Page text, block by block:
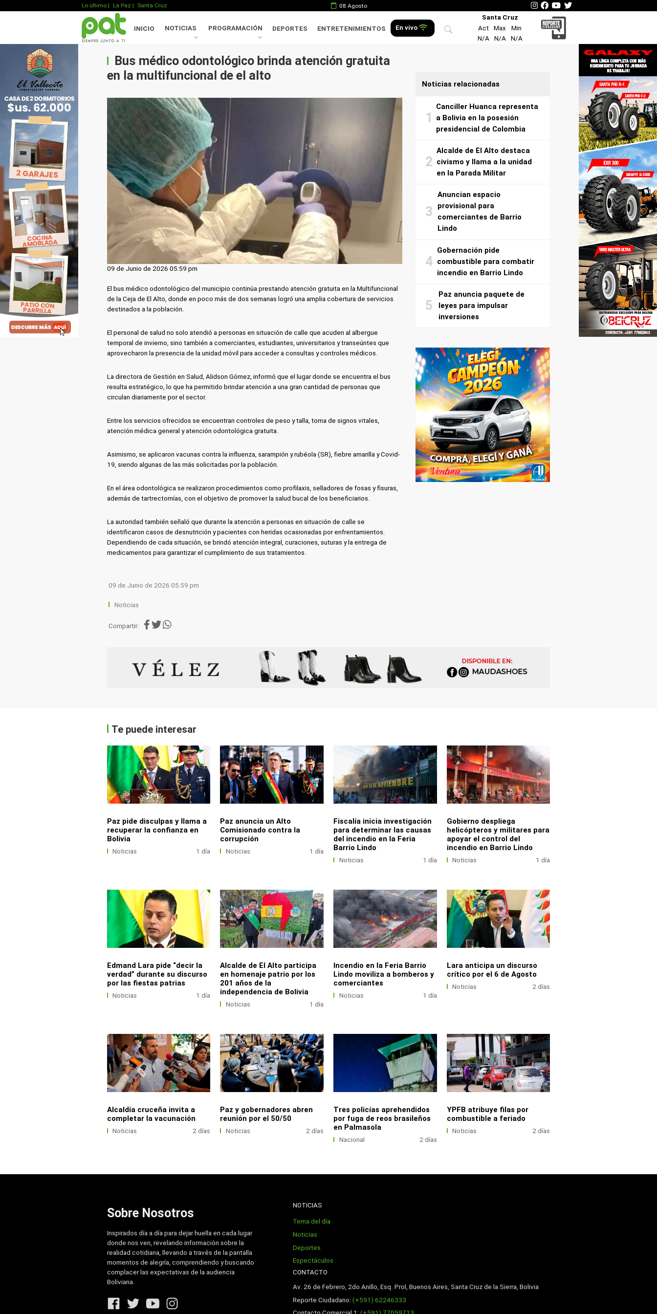
Lo último | La Paz | Santa Cruz 08 Agosto
INICIO NOTICIAS PROGRAMACIÓN DEPORTES ENTRETENIMIENTOS En vivo
Santa Cruz
Act
Max
Min
N/A
N/A N/A
Bus médico odontológico brinda atención gratuita
en la multifuncional de el alto
09 de Junio de 2026 05:59 pm
El bus médico odontológico del municipio continúa prestando atención gratuita en la Multifuncional
de la Ceja de El Alto, donde en poco más de dos semanas logró una amplia cobertura de servicios
destinados a la población.
El personal de salud no solo atendió a personas en situación de calle que acuden al albergue
temporal de invierno, sino también a comerciantes, estudiantes, universitarios y transeúntes que
aprovecharon la presencia de la unidad móvil para acceder a consultas y controles médicos.
La directora de Gestión en Salud, Alidson Gómez, informó que el lugar donde se encuentra el bus
resulta estratégico, lo que ha permitido brindar atención a una gran cantidad de personas que
circulan diariamente por el sector.
Entre los servicios ofrecidos se encuentran controles de peso y talla, toma de signos vitales,
atención médica general y atención odontológica gratuita.
Asimismo, se aplicaron vacunas contra la influenza, sarampión y rubéola (SR), fiebre amarilla y Covid-
19, siendo algunas de las más solicitadas por la población.
En el área odontológica se realizaron procedimientos como profilaxis, selladores de fosas y fisuras,
además de tartrectomías, con el objetivo de promover la salud bucal de los beneficiarios.
La autoridad también señaló que durante la atención a personas en situación de calle se
identificaron casos de desnutrición y pacientes con heridas ocasionadas por enfrentamientos.
Dependiendo de cada situación, se brindó atención integral, curaciones, suturas y la entrega de
medicamentos para garantizar el cumplimiento de sus tratamientos.
09 de Junio de 2026 05:59 pm
Noticias
Compartir:
Noticias relacionadas
Canciller Huanca representa
a Bolivia en la posesión
presidencial de Colombia
Alcalde de El Alto destaca
civismo y llama a la unidad
en la Parada Militar
Anuncian espacio
provisional para
comerciantes de Barrio
Lindo
Gobernación pide
combustible para combatir
incendio en Barrio Lindo
Paz anuncia paquete de
leyes para impulsar
inversiones
Te puede interesar
Paz pide disculpas y llama a
recuperar la confianza en
Bolivia
Noticias 1 día
Paz anuncia un Alto
Comisionado contra la
corrupción
Noticias 1 día
Fiscalía inicia investigación
para determinar las causas
del incendio en la Feria
Barrio Lindo
Noticias 1 día
Gobierno despliega
helicópteros y militares para
apoyar el control del
incendio en Barrio Lindo
Noticias 1 día
Edmand Lara pide “decir la
verdad” durante su discurso
por las fiestas patrias
Noticias 1 día
Alcalde de El Alto participa
en homenaje patrio por los
201 años de la
independencia de Bolivia
Noticias 1 día
Incendio en la Feria Barrio
Lindo moviliza a bomberos y
comerciantes
Noticias 1 día
Lara anticipa un discurso
crítico por el 6 de Agosto
Noticias 2 días
Alcaldía cruceña invita a
completar la vacunación
Noticias 2 días
Paz y gobernadores abren
reunión por el 50/50
Noticias 2 días
Tres policías aprehendidos
por fuga de reos brasileños
en Palmasola
Nacional 2 días
YPFB atribuye filas por
combustible a feriado
Noticias 2 días
Sobre Nosotros
Inspirados día a día para dejar huella en cada lugar
donde nos ven, revelando información sobre la
realidad cotidiana, llevando a través de la pantalla
momentos de alegría, comprendiendo y buscando
complacer las expectativas de la audiencia
Boliviana.
NOTICIAS
Tema del día
Noticias
Deportes
Espectáculos
CONTACTO
Av. 26 de Febrero, 2do Anillo, Esq. Prol, Buenos Aires, Santa Cruz de la Sierra, Bolivia
Reporte Ciudadano:(+591) 62246333